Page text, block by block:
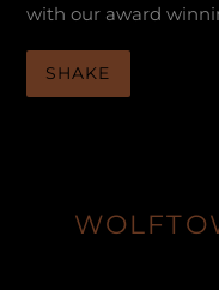
with our award
SHAKE